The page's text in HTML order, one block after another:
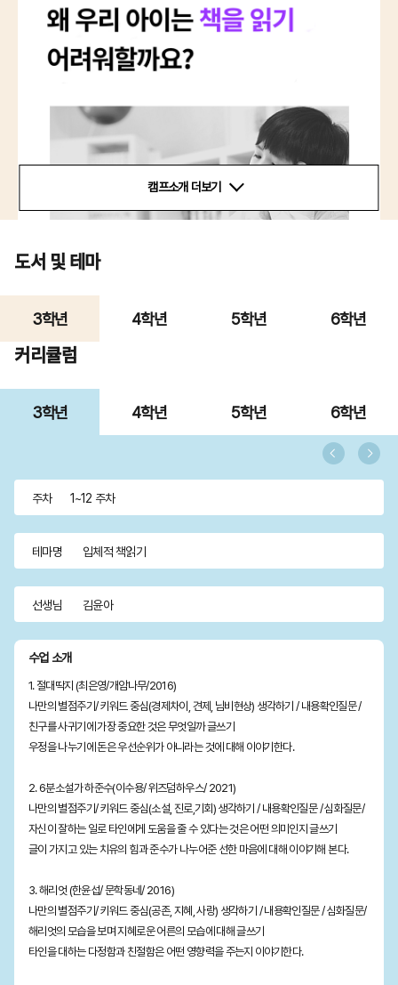
캠프소개 더보기
도서 및 테마
3학년 4학년 5학년 6학년
커리큘럼
3학년 4학년 5학년 6학년
주차 1~12 주차
테마명 입체적 책읽기
선생님 김윤아
수업 소개
1. 절대딱지 (최은영/개암나무/2016)
나만의 별점주기/ 키워드 중심(경제차이, 견제, 님비현상) 생각하기 / 내용확인질문 /
친구를 사귀기에 가장 중요한 것은 무엇일까 글쓰기
우정을 나누기에 돈은 우선순위가 아니라는 것에 대해 이야기한다.
2. 6분소설가 하준수(이수용/ 위즈덤하우스/ 2021)
나만의 별점주기/ 키워드 중심(소설, 진로,기회) 생각하기 / 내용확인질문 / 심화질문/
자신이 잘하는 일로 타인에게 도움을 줄 수 있다는 것은 어떤 의미인지 글쓰기
글이 가지고 있는 치유의 힘과 준수가 나누어준 선한 마음에 대해 이야기해 본다.
3. 해리엇 (한윤섭/ 문학동네/ 2016)
나만의 별점주기/ 키워드 중심(공존, 지혜, 사랑) 생각하기 / 내용확인질문 / 심화질문/
해리엇의 모습을 보며 지혜로운 어른의 모습에 대해 글쓰기
타인을 대하는 다정함과 친절함은 어떤 영향력을 주는지 이야기한다.